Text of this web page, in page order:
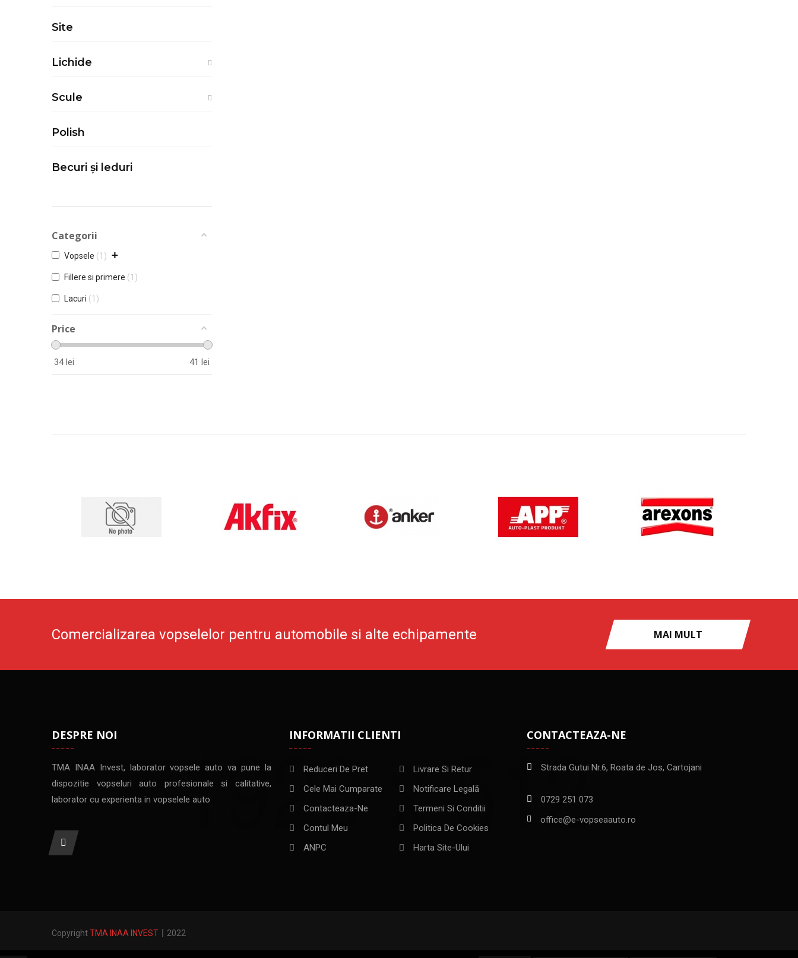
Site
Lichide
Scule
Polish
Becuri și leduri
Categorii
Vopsele 1 +
Fillere si primere 1
Lacuri 1
Price
34 lei 41 lei
Comercializarea vopselelor pentru automobile si alte echipamente MAI MULT
DESPRE NOI
TMA INAA Invest, laborator vopsele auto va pune la
dispozitie vopseluri auto profesionale si calitative,
laborator cu experienta in vopselele auto
INFORMATII CLIENTI
Reduceri De Pret
Cele Mai Cumparate
Contacteaza-Ne
Contul Meu
ANPC
Livrare Si Retur
Notificare Legală
Termeni Si Conditii
Politica De Cookies
Harta Site-Ului
CONTACTEAZA-NE
Strada Gutui Nr.6, Roata de Jos, Cartojani
0729 251 073
office@e-vopseaauto.ro
CopyrightTMA INAA INVEST 2022